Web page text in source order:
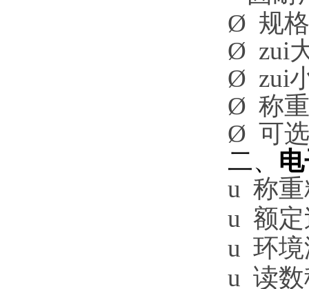
Ø 规
Ø zui
Ø zui
Ø 称
Ø 可
二、
u 称
u 额
u 环
u 读